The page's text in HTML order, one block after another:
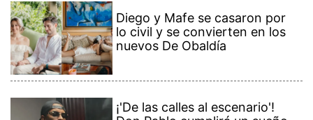
Diego y Mafe se casaron por
lo civil y se convierten en los
nuevos De Obaldía
¡'De las calles al escenario'!